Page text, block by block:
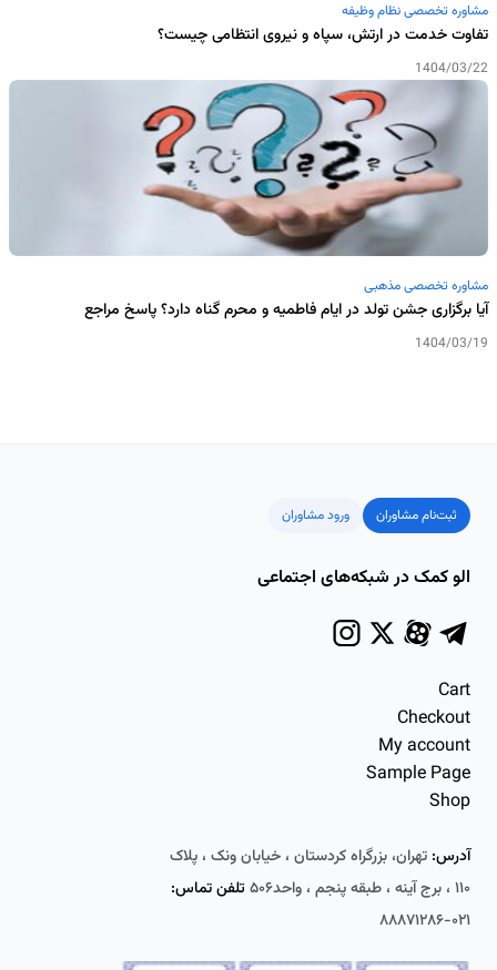
مشاوره تخصصی نظام وظیفه
تفاوت خدمت در ارتش، سپاه و نیروی انتظامی چیست؟
1404/03/22
مشاوره تخصصی مذهبی
آیا برگزاری جشن تولد در ایام فاطمیه و محرم گناه دارد؟ پاسخ مراجع
1404/03/19
ثبت‌نام مشاوران ورود مشاوران
الو کمک در شبکه‌های اجتماعی
Cart
Checkout
My account
Sample Page
Shop
آدرس: تهران، بزرگراه کردستان ، خیابان ونک ، پلاک
۱۱۰ ، برج آینه ، طبقه پنجم ، واحد۵۰۶
تلفن تماس:
۰۲۱-۸۸۸۷۱۲۸۶